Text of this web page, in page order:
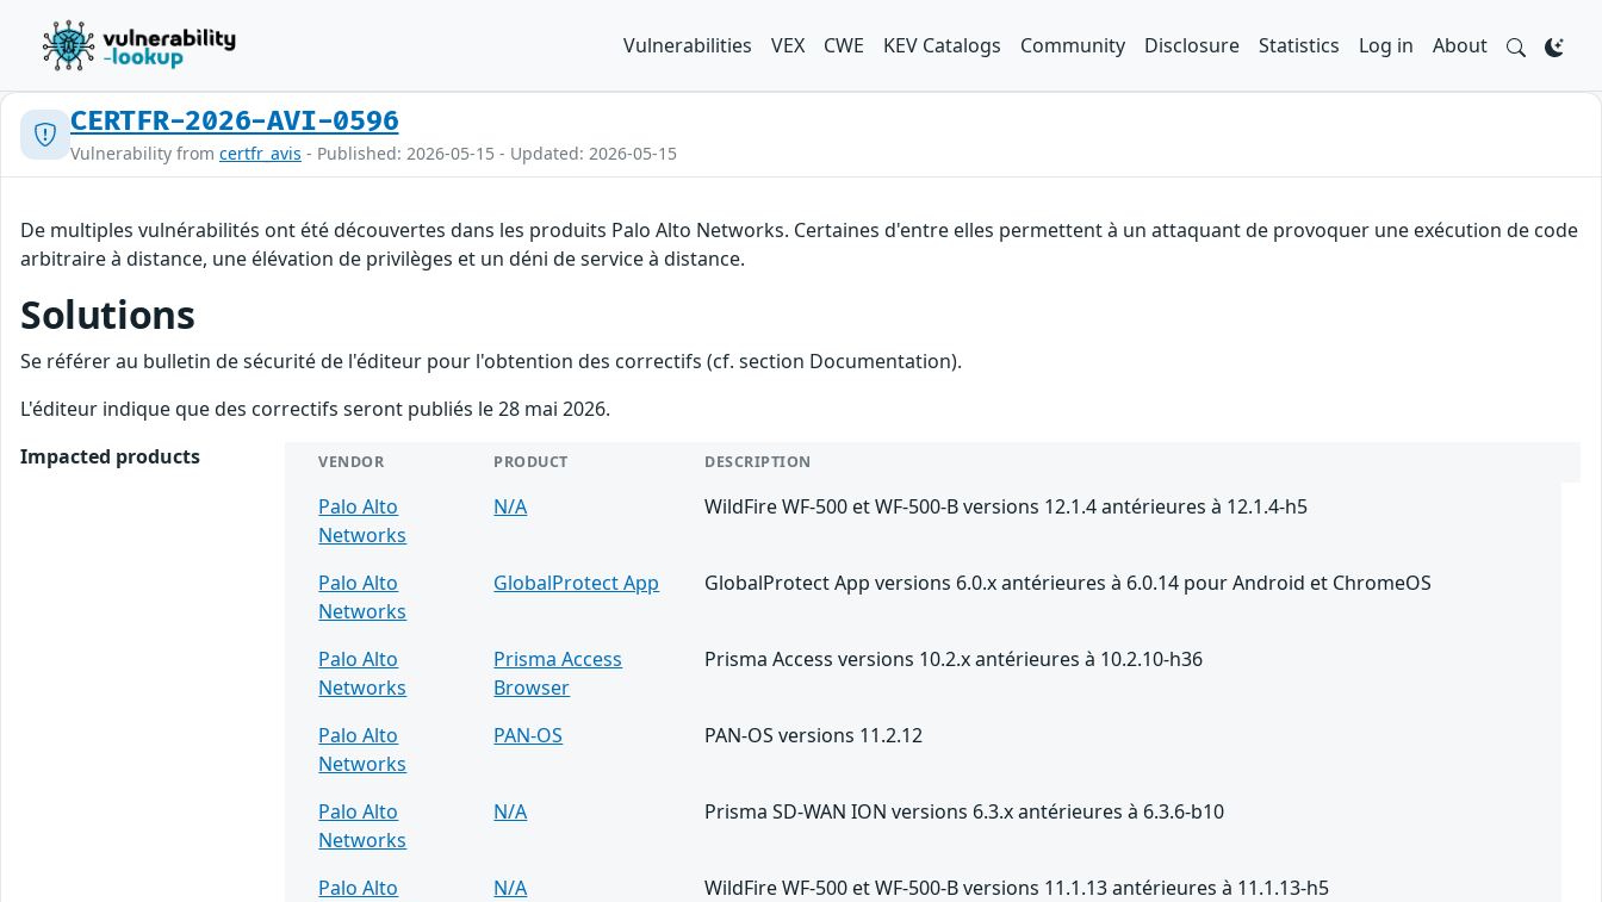
Vulnerabilities VEX CWE KEV Catalogs Community Disclosure Statistics Log in About
CERTFR-2026-AVI-0596
Vulnerability from certfr_avis - Published: 2026-05-15 - Updated: 2026-05-15
De multiples vulnérabilités ont été découvertes dans les produits Palo Alto Networks. Certaines d'entre elles permettent à un attaquant de provoquer une exécution de code
arbitraire à distance, une élévation de privilèges et un déni de service à distance.
Solutions
Se référer au bulletin de sécurité de l'éditeur pour l'obtention des correctifs (cf. section Documentation).
L'éditeur indique que des correctifs seront publiés le 28 mai 2026.
Impacted products
VENDOR PRODUCT DESCRIPTION
Palo Alto
Networks
N/A WildFire WF-500 et WF-500-B versions 12.1.4 antérieures à 12.1.4-h5
Palo Alto
Networks
GlobalProtect App GlobalProtect App versions 6.0.x antérieures à 6.0.14 pour Android et ChromeOS
Palo Alto
Networks
Prisma Access
Browser
Prisma Access versions 10.2.x antérieures à 10.2.10-h36
Palo Alto
Networks
PAN-OS PAN-OS versions 11.2.12
Palo Alto
Networks
N/A Prisma SD-WAN ION versions 6.3.x antérieures à 6.3.6-b10
Palo Alto
N/A WildFire WF-500 et WF-500-B versions 11.1.13 antérieures à 11.1.13-h5